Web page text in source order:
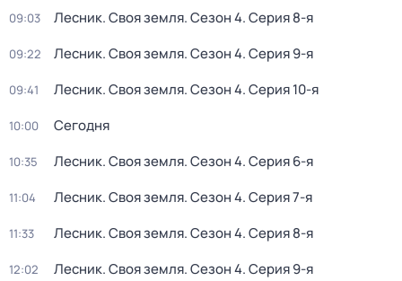
09:03 Лесник. Своя земля. Сезон 4. Серия 8-я
09:22 Лесник. Своя земля. Сезон 4. Серия 9-я
09:41 Лесник. Своя земля. Сезон 4. Серия 10-я
10:00 Сегодня
10:35 Лесник. Своя земля. Сезон 4. Серия 6-я
11:04 Лесник. Своя земля. Сезон 4. Серия 7-я
11:33 Лесник. Своя земля. Сезон 4. Серия 8-я
12:02 Лесник. Своя земля. Сезон 4. Серия 9-я